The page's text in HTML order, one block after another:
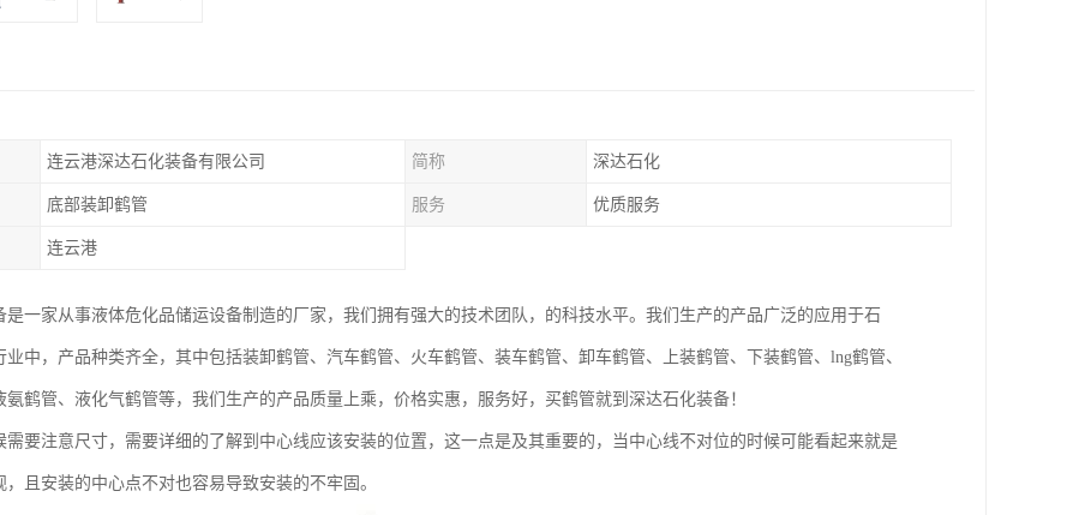
连云港深达石化装备有限公司 简称 深达石化
底部装卸鹤管 服务 优质服务
连云港
是一家从事液体危化品储运设备制造的厂家，我们拥有强大的技术团队，的科技水平。我们生产的产品广泛的应用于石
业中，产品种类齐全，其中包括装卸鹤管、汽车鹤管、火车鹤管、装车鹤管、卸车鹤管、上装鹤管、下装鹤管、lng鹤管、
氨鹤管、液化气鹤管等，我们生产的产品质量上乘，价格实惠，服务好，买鹤管就到深达石化装备！
需要注意尺寸，需要详细的了解到中心线应该安装的位置，这一点是及其重要的，当中心线不对位的时候可能看起来就是
，且安装的中心点不对也容易导致安装的不牢固。